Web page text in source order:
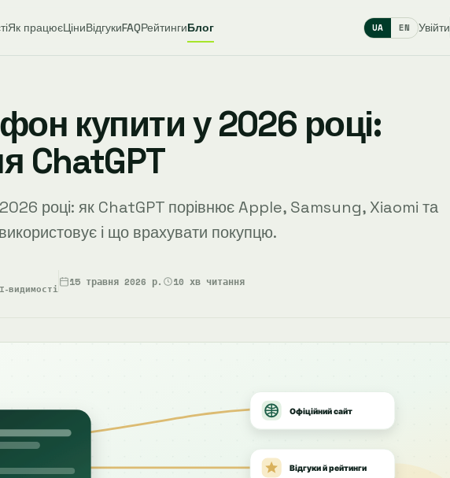
Як працюєЦіниВідгукиFAQРейтингиБлог UA EN Увійти
купити у 2026 році:
ChatGPT
році: як ChatGPT порівнює Apple, Samsung, Xiaomi та
і що врахувати покупцю.
видимості
15 травня 2026 р. 10 хв читання